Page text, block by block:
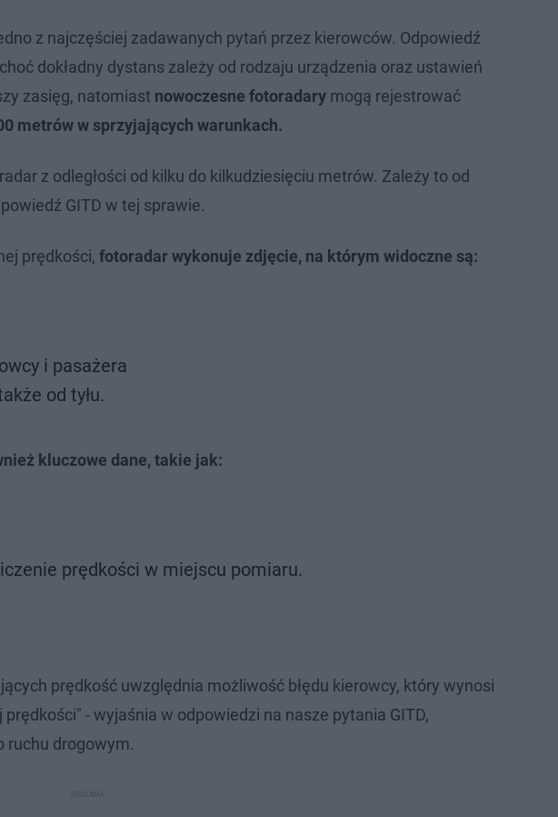
z najczęściej zadawanych pytań przez kierowców. Odpowiedź
choć dokładny dystans zależy od rodzaju urządzenia oraz ustawień
zasięg, natomiast nowoczesne fotoradary mogą rejestrować
metrów w sprzyjających warunkach.
z odległości od kilku do kilkudziesięciu metrów. Zależy to od
GITD w tej sprawie.
prędkości, fotoradar wykonuje zdjęcie, na którym widoczne są:
i pasażera
od tyłu.
kluczowe dane, takie jak:
prędkości w miejscu pomiaru.
prędkość uwzględnia możliwość błędu kierowcy, który wynosi
- wyjaśnia w odpowiedzi na nasze pytania GITD,
ruchu drogowym.